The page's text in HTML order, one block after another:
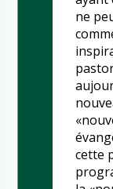
ne
cette